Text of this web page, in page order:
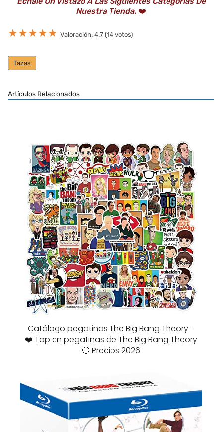
Nuestra Tienda. ❤️
★★★★★ Valoración: 4.7 (14 votos)
Tazas
Artículos Relacionados
Catálogo pegatinas The Big Bang Theory -
❤️ Top en pegatinas de The Big Bang Theory
🔵 Precios 2026